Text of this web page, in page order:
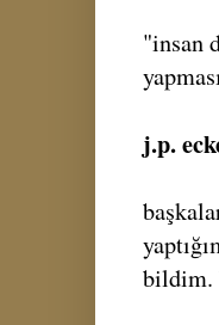
"insan
j.p.
bildim.